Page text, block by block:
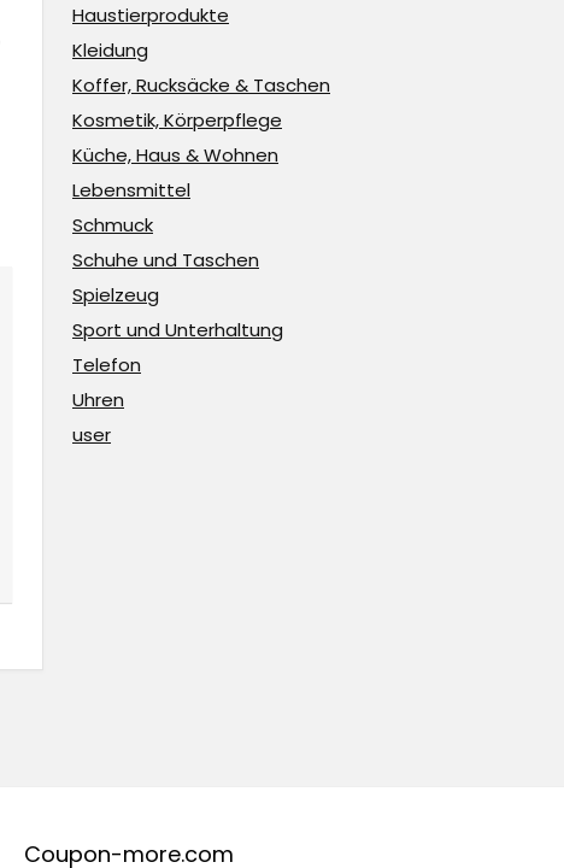
Haustierprodukte
Kleidung
Koffer, Rucksäcke & Taschen
Kosmetik, Körperpflege
Küche, Haus & Wohnen
Lebensmittel
Schmuck
Schuhe und Taschen
Spielzeug
Sport und Unterhaltung
Telefon
Uhren
user
Coupon-more.com